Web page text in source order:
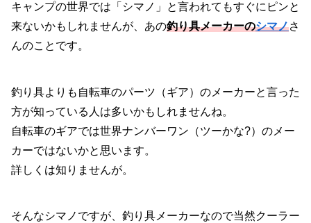
キャンプの世界では「シマノ」と言われてもすぐにピンと
来ないかもしれませんが、あの釣り具メーカーのシマノさ
んのことです。
釣り具よりも自転車のパーツ（ギア）のメーカーと言った
方が知っている人は多いかもしれませんね。
自転車のギアでは世界ナンバーワン（ツーかな?）のメー
カーではないかと思います。
詳しくは知りませんが。
そんなシマノですが、釣り具メーカーなので当然クーラー